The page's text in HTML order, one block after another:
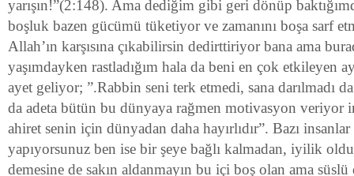
yarışın!”(2:148). Ama dediğim gibi geri dönüp
boşluk bazen gücümü tüketiyor ve zamanını boşa sarf
Allah’ın karşısına çıkabilirsin dedirttiriyor bana ama
yaşımdayken rastladığım hala da beni en çok etkileyen
ayet geliyor; ”.Rabbin seni terk etmedi, sana darılmadı
da adeta bütün bu dünyaya rağmen motivasyon veriyor
ahiret senin için dünyadan daha hayırlıdır”. Bazı
yapıyorsunuz ben ise bir şeye bağlı kalmadan, iyilik
demesine de sakın aldanmayın bu içi boş olan ama